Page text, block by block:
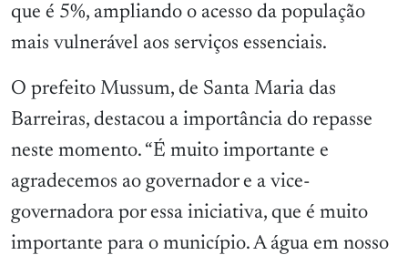
que é 5%, ampliando o acesso da população
mais vulnerável aos serviços essenciais.
O prefeito Mussum, de Santa Maria das
Barreiras, destacou a importância do repasse
neste momento. “É muito importante e
agradecemos ao governador e a vice-
governadora por essa iniciativa, que é muito
importante para o município. A água em nosso